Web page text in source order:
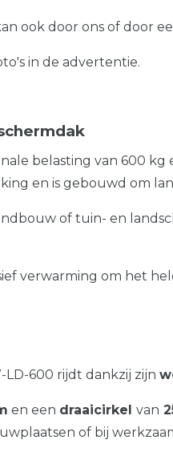
ook door ons of door
in de advertentie.
belasting van 600 kg
en is gebouwd om
of tuin- en
verwarming om het
LD-600 rijdt dankzij zijn
en een draaicirkel van
of bij